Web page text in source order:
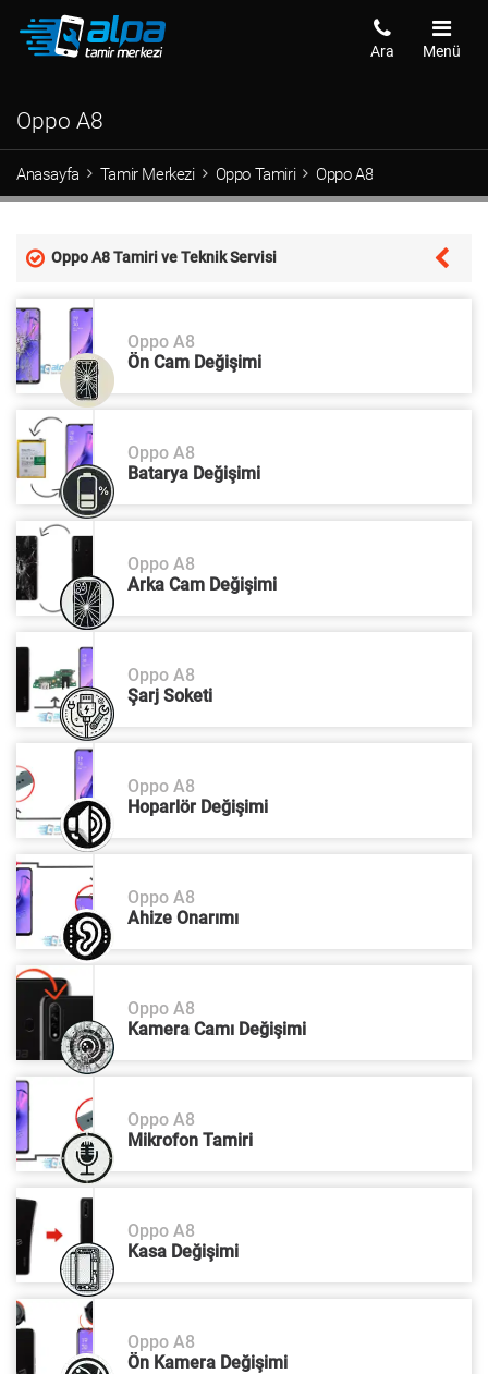
Menü
Ara
Oppo A8
Anasayfa Tamir Merkezi Oppo Tamiri Oppo A8
Oppo A8 Tamiri ve Teknik Servisi
Oppo A8
Ön Cam Değişimi
Oppo A8
Batarya Değişimi
Oppo A8
Arka Cam Değişimi
Oppo A8
Şarj Soketi
Oppo A8
Hoparlör Değişimi
Oppo A8
Ahize Onarımı
Oppo A8
Kamera Camı Değişimi
Oppo A8
Mikrofon Tamiri
Oppo A8
Kasa Değişimi
Oppo A8
Ön Kamera Değişimi